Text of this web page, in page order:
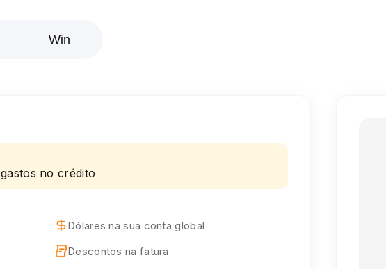
Win
gastos no crédito
Dólares na sua conta global
Descontos na fatura